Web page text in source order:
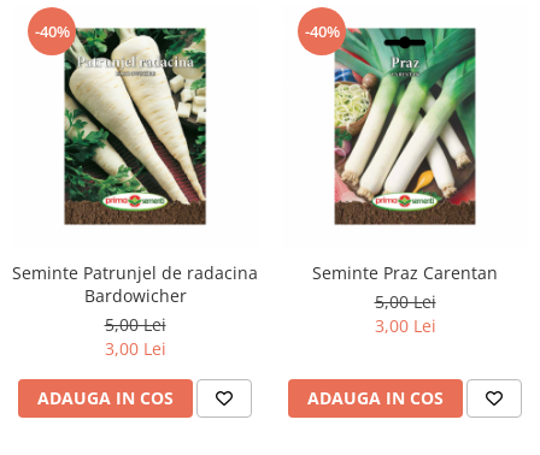
-40%
Seminte Patrunjel de radacina
Bardowicher
5,00 Lei
3,00 Lei
ADAUGA IN COS
-40%
Seminte Praz Carentan
5,00 Lei
3,00 Lei
ADAUGA IN COS